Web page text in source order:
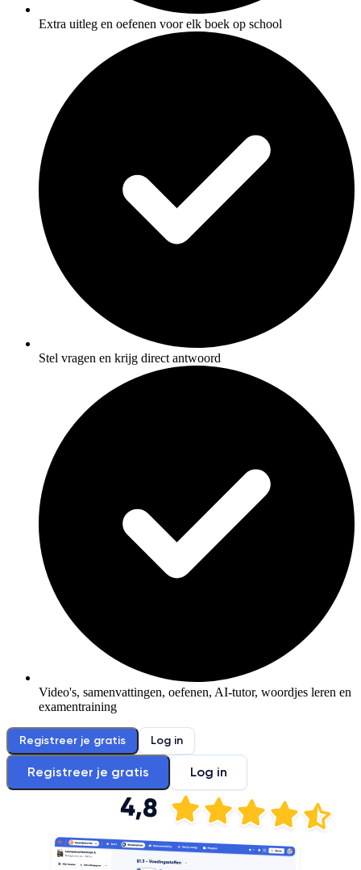
Extra uitleg en oefenen voor elk boek op school
Stel vragen en krijg direct antwoord
Video's, samenvattingen, oefenen, AI-tutor, woordjes leren en
examentraining
Registreer je gratis Log in
Registreer je gratis Log in